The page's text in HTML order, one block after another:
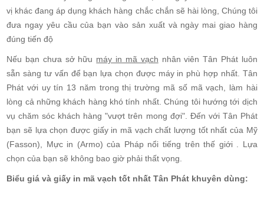
vị khác đang áp dụng khách hàng chắc chắn sẽ hài lòng, Chúng tôi
đưa ngay yêu cầu của bạn vào sản xuất và ngày mai giao hàng
đúng tiến độ
Nếu bạn chưa sở hữu máy in mã vạch nhân viên Tân Phát luôn
sẵn sàng tư vấn để bạn lựa chọn được máy in phù hợp nhất. Tân
Phát với uy tín 13 năm trong thị trường mã số mã vạch, làm hài
lòng cả những khách hàng khó tính nhất. Chúng tôi hướng tới dịch
vụ chăm sóc khách hàng "vượt trên mong đợi". Đến với Tân Phát
bạn sẽ lựa chọn được giấy in mã vạch chất lượng tốt nhất của Mỹ
(Fasson), Mực in (Armo) của Pháp nổi tiếng trên thế giới . Lựa
chọn của bạn sẽ không bao giờ phải thất vọng.
Biểu giá và giấy in mã vạch tốt nhất Tân Phát khuyên dùng: